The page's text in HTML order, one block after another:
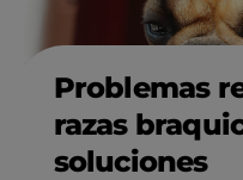
Problemas
razas
soluciones